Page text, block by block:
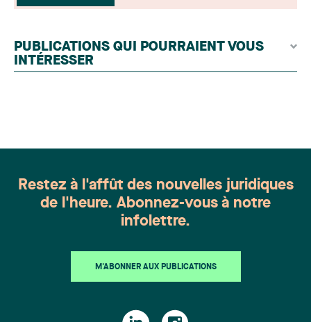
issues du lectorat, d'associations juridiques et de
par un jury indépendant composé de praticiens
chevronnés en droit de la famille provenant de
l'ensemble du Canada. Cette distinction
PUBLICATIONS QUI POURRAIENT VOUS
INTÉRESSER
Restez à l'affût des nouvelles juridiques
de l'heure. Abonnez-vous à notre
infolettre.
M'ABONNER AUX PUBLICATIONS